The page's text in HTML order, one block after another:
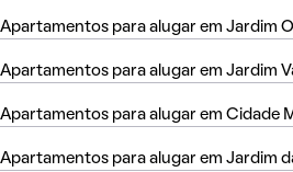
Apartamentos para alugar em Jardim
Apartamentos para alugar em Jardim
Apartamentos para alugar em Cidade
Apartamentos para alugar em Jardim